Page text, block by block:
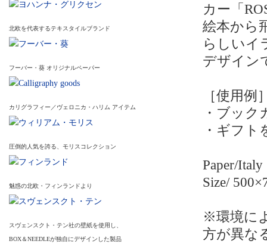
北欧を代表するテキスタイルブランド
フーバー・葵 オリジナルペーパー
カリグラフィー／ヴェロニカ・ハリム アイテム
圧倒的人気を誇る、モリスコレクション
魅惑の北欧・フィンランドより
スヴェンスクト・テン社の壁紙を使用し、
BOX＆NEEDLEが独自にデザインした製品
カー「
絵本から
らしいイ
デザイン
［使用例
・ブッ
・ギフ
Paper/Italy
Size/
※環境に
方が異な